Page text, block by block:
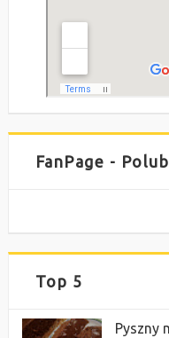
FanPage -
Top 5
Pyszny